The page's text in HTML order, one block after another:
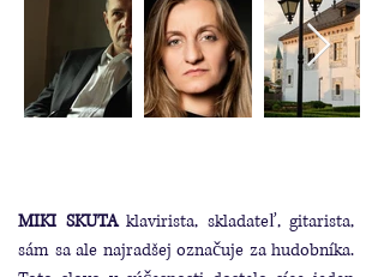
MIKI SKUTA klavirista, skladateľ, gitarista,
sám sa ale najradšej označuje za hudobníka.